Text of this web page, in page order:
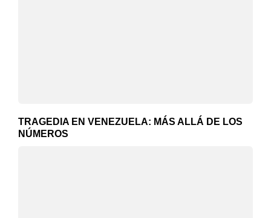
TRAGEDIA EN VENEZUELA: MÁS ALLÁ DE LOS
NÚMEROS